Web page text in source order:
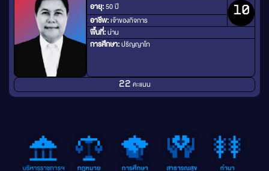
อายุ:50 ปี
อาชีพ:เจ้าของกิจการ
10
พื้นที่:น่าน
การศึกษา:ปริญญาโท
22 คะแนน